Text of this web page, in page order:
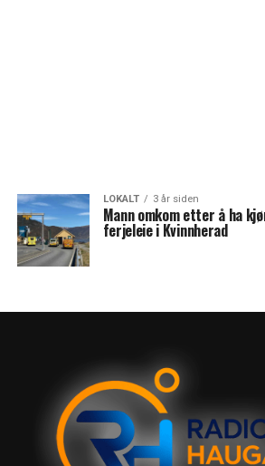
LOKALT 3 år siden
Mann omkom etter å ha
ferjeleie i Kvinnherad